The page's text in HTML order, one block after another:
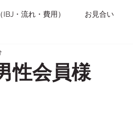
・流れ・費用） お見合い
オンライン）
性会員様